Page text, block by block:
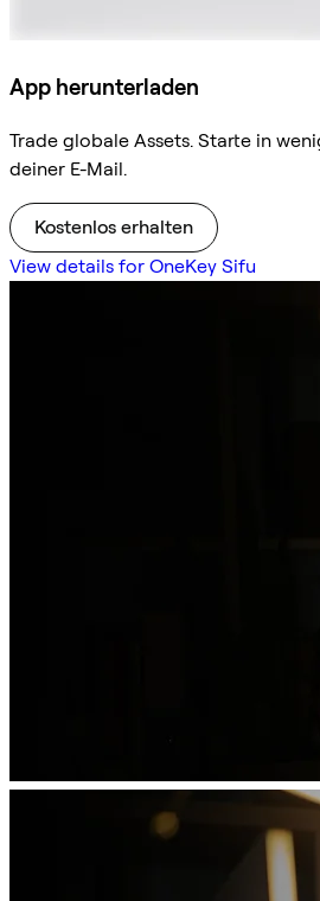
App herunterladen
Trade globale Assets. Starte in
deiner E-Mail.
Kostenlos erhalten
View details for OneKey Sifu